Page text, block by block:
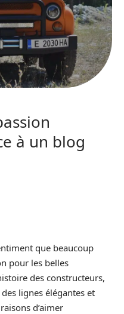
à un blog
que beaucoup
pour les belles
des constructeurs,
lignes élégantes et
d’aimer